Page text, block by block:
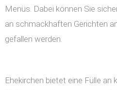
Menüs. Dabei können Sie
an schmackhaften Gerichten
gefallen werden.
Ehekirchen bietet eine Fülle an